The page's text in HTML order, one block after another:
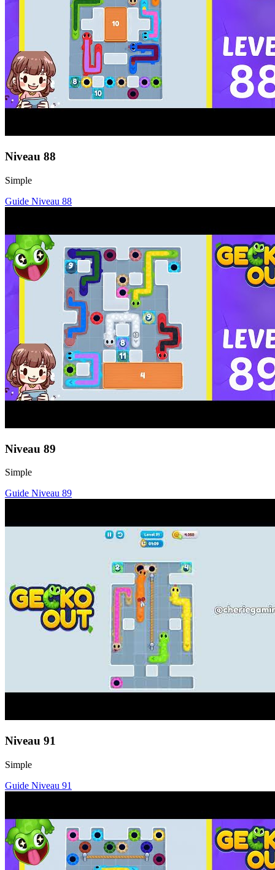
Niveau 88
Simple
Guide Niveau 88
Niveau 89
Simple
Guide Niveau 89
Niveau 91
Simple
Guide Niveau 91